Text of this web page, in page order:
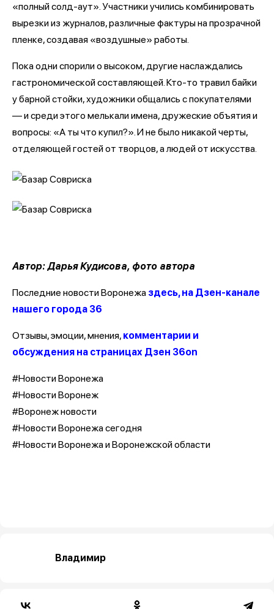
«полный солд-аут». Участники учились комбинировать
вырезки из журналов, различные фактуры на прозрачной
пленке, создавая «воздушные» работы.
Пока одни спорили о высоком, другие наслаждались
гастрономической составляющей. Кто-то травил байки
у барной стойки, художники общались с покупателями
— и среди этого мелькали имена, дружеские объятия и
вопросы: «А ты что купил?». И не было никакой черты,
отделяющей гостей от творцов, а людей от искусства.
Автор: Дарья Кудисова, фото автора
Последние новости Воронежа здесь, на Дзен-канале
нашего города 36
Отзывы, эмоции, мнения, комментарии и
обсуждения на страницах Дзен 36on
#Новости Воронежа
#Новости Воронеж
#Воронеж новости
#Новости Воронежа сегодня
#Новости Воронежа и Воронежской области
Владимир